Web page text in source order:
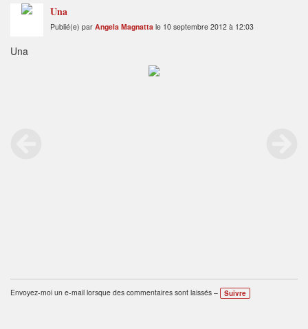
Una
Publié(e) par Angela Magnatta le 10 septembre 2012 à 12:03
Una
Envoyez-moi un e-mail lorsque des commentaires sont laissés – Suivre